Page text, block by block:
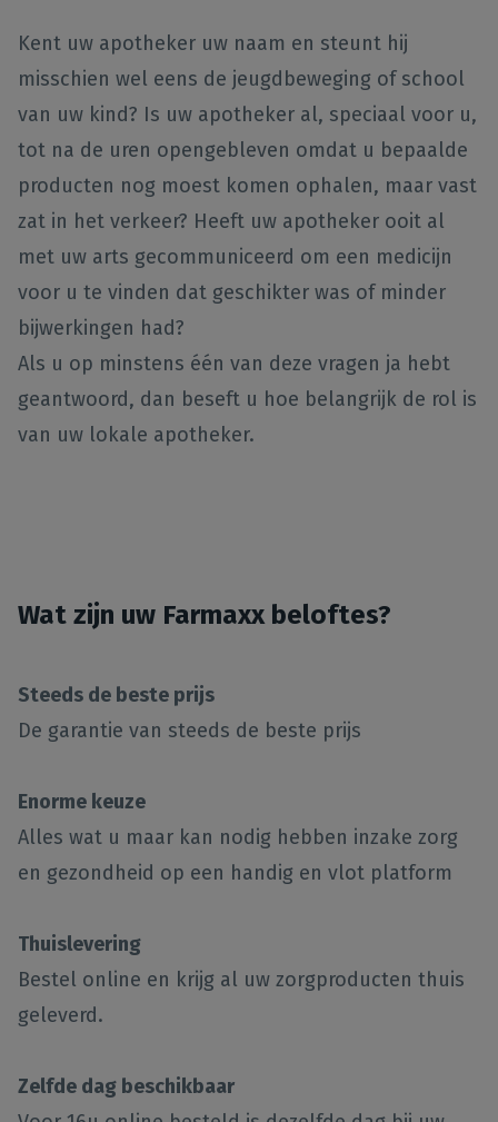
Kent uw apotheker uw naam en steunt hij
misschien wel eens de jeugdbeweging of school
van uw kind? Is uw apotheker al, speciaal voor u,
tot na de uren opengebleven omdat u bepaalde
producten nog moest komen ophalen, maar vast
zat in het verkeer? Heeft uw apotheker ooit al
met uw arts gecommuniceerd om een medicijn
voor u te vinden dat geschikter was of minder
bijwerkingen had?
Als u op minstens één van deze vragen ja hebt
geantwoord, dan beseft u hoe belangrijk de rol is
van uw lokale apotheker.
Wat zijn uw Farmaxx beloftes?
Steeds de beste prijs
De garantie van steeds de beste prijs
Enorme keuze
Alles wat u maar kan nodig hebben inzake zorg
en gezondheid op een handig en vlot platform
Thuislevering
Bestel online en krijg al uw zorgproducten thuis
geleverd.
Zelfde dag beschikbaar